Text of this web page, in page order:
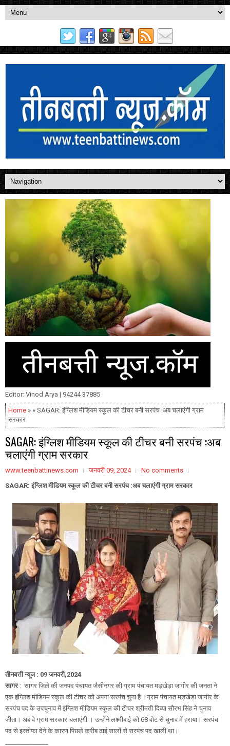
Editor: Vinod Arya | 94244 37885
Home » » SAGAR: इंग्लिश मीडियम स्कूल की टीचर बनी सरपंच :अब चलाएंगी ग्राम
सरकार
SAGAR: इंग्लिश मीडियम स्कूल की टीचर बनी सरपंच :अब
चलाएंगी ग्राम सरकार
www.teenbattinews.com जनवरी 09, 2024
No comments
SAGAR: इंग्लिश मीडियम स्कूल की टीचर बनी सरपंच :अब चलाएंगी ग्राम सरकार
तीनबत्ती न्यूज : 09 जनवरी,2024
सागर: सागर जिले की जनपद पंचायत जैसीनगर की ग्राम पंचायत मड़खेड़ा जागीर की जनता ने
एक इंग्लिश मीडियम स्कूल की टीचर को अपना सरपंच चुना है ।ग्राम पंचायत मड़खेड़ा जागीर के
सरपंच पद के उपचुनाव में इंग्लिश मीडियम स्कूल की टीचर श्रीमती दिव्या सौरभ सिंह ने चुनाव
जीता। अब वे ग्राम सरकार चलाएंगी । उन्होंने लक्ष्मीबाई को 68 वोट से चुनाव में हराया। सरपंच
पद से इस्तीफा देने के कारण पिछले करीब ढाई सालों से सरपंच पद खाली था।